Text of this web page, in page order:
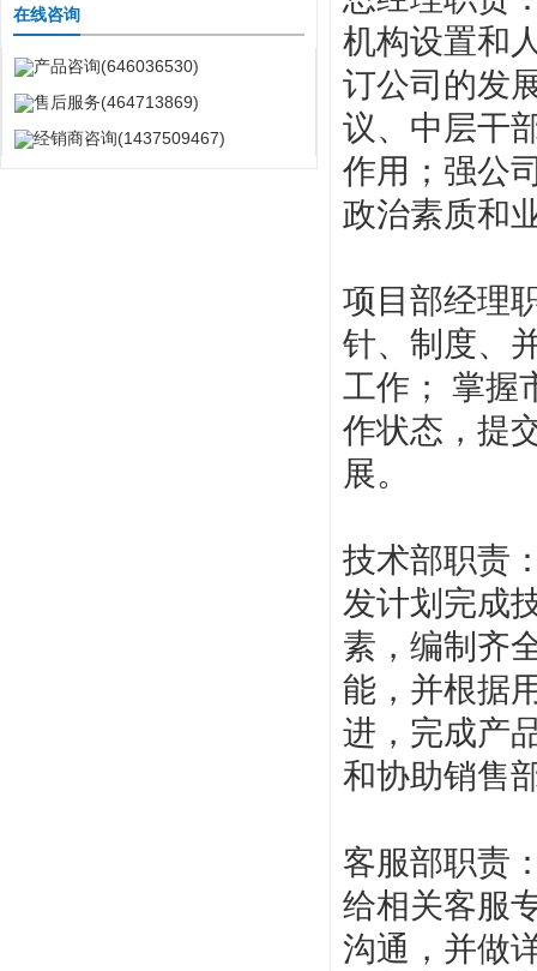
在线咨询
产品咨询(646036530)
售后服务(464713869)
经销商咨询(1437509467)
机构设置和
订公司的发
议、中层干
作用；强公
政治素质和
项目部经理
针、制度、
工作； 掌握
作状态，提
展。
技术部职责
发计划完成
素，编制齐
能，并根据
进，完成产
和协助销售
客服部职责
给相关客服
沟通，并做